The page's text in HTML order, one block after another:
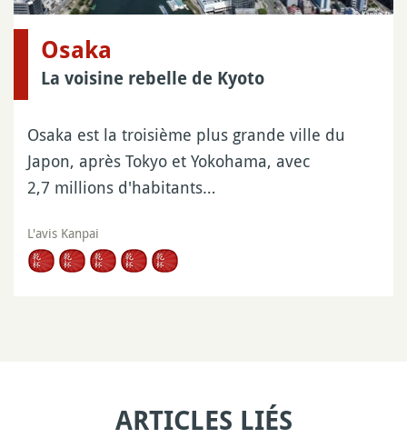
Osaka
La voisine rebelle de Kyoto
Osaka est la troisième plus grande ville du
Japon, après Tokyo et Yokohama, avec
2,7 millions d'habitants…
L'avis Kanpai
ARTICLES LIÉS